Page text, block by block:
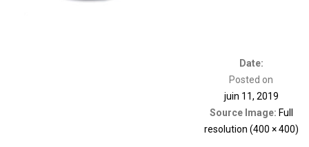
Date:
Posted on
juin 11, 2019
Source Image: Full
resolution (400 × 400)